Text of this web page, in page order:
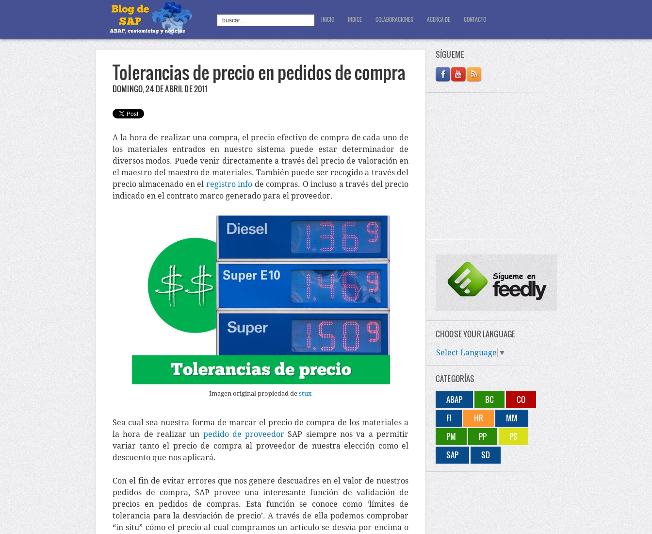
INICIO INDICE COLABORACIONES ACERCA DE CONTACTO
Tolerancias de precio en pedidos de compra
DOMINGO, 24 DE ABRIL DE 2011
A la hora de realizar una compra, el precio efectivo de compra de cada uno de
los materiales entrados en nuestro sistema puede estar determinador de
diversos modos. Puede venir directamente a través del precio de valoración en
el maestro del maestro de materiales. También puede ser recogido a través del
precio almacenado en el registro info de compras. O incluso a través del precio
indicado en el contrato marco generado para el proveedor.
Imagen original propiedad de stux
Sea cual sea nuestra forma de marcar el precio de compra de los materiales a
la hora de realizar un pedido de proveedor SAP siempre nos va a permitir
variar tanto el precio de compra al proveedor de nuestra elección como el
descuento que nos aplicará.
Con el fin de evitar errores que nos genere descuadres en el valor de nuestros
pedidos de compra, SAP provee una interesante función de validación de
precios en pedidos de compras. Esta función se conoce como ‘límites de
tolerancia para la desviación de precio’. A través de ella podemos comprobar
“in situ” cómo el precio al cual compramos un artículo se desvía por encima o
SÍGUEME
CHOOSE YOUR LANGUAGE
Select Language ▼
CATEGORÍAS
ABAP
BC
CO
FI
HR
MM
PM
PP
PS
SAP
SD